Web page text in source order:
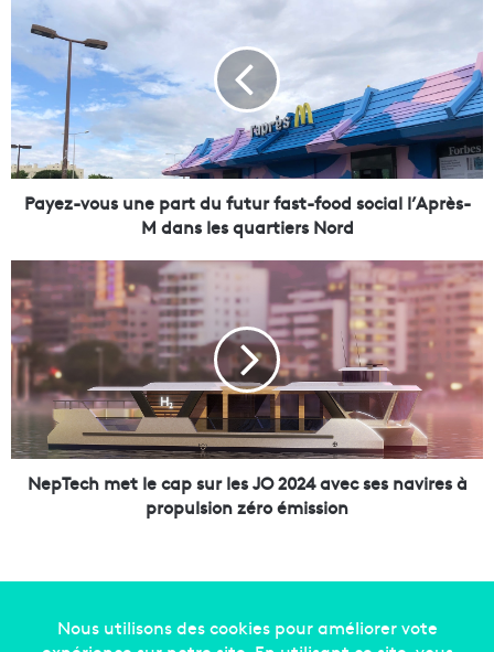
a
e
z
-
v
o
u
p
a
r
t
u
u
Payez-vous une part du futur fast-food social l’Après-
M dans les quartiers Nord
e
p
T
e
h
m
e
NepTech met le cap sur les JO 2024 avec ses navires à
propulsion zéro émission
Copyright © 2014-2022Made in Marseille. Tous droits